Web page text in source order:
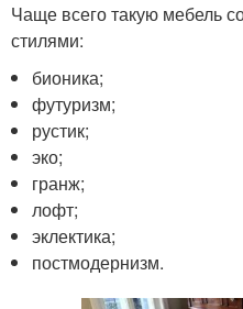
Чаще всего такую мебель
стилями:
бионика;
футуризм;
рустик;
эко;
гранж;
лофт;
эклектика;
постмодернизм.